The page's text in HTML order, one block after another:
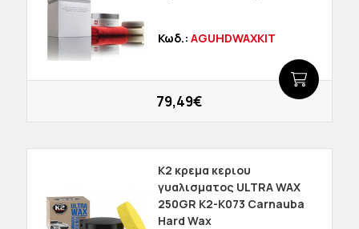
Κωδ.: AGUHDWAXKIT
79,49€
K2 κρεμα κεριου
γυαλισματος ULTRA WAX
250GR K2-K073 Carnauba
Hard Wax